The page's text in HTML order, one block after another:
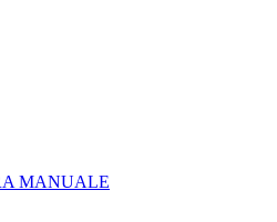
MANUALE